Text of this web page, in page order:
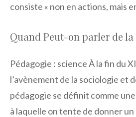
consiste « non en actions, mais
Quand Peut-on parler de
Pédagogie : science À la fin du
l’avènement de la sociologie et
pédagogie se définit comme
à laquelle on tente de donner